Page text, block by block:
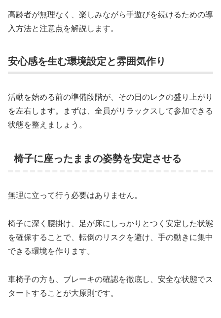
高齢者が無理なく、楽しみながら手遊びを続けるための導
入方法と注意点を解説します。
安心感を生む環境設定と雰囲気作り
活動を始める前の準備段階が、その日のレクの盛り上がり
を左右します。まずは、全員がリラックスして参加できる
状態を整えましょう。
椅子に座ったままの姿勢を安定させる
無理に立って行う必要はありません。
椅子に深く腰掛け、足が床にしっかりとつく安定した状態
を確保することで、転倒のリスクを避け、手の動きに集中
できる環境を作ります。
車椅子の方も、ブレーキの確認を徹底し、安全な状態でス
タートすることが大原則です。